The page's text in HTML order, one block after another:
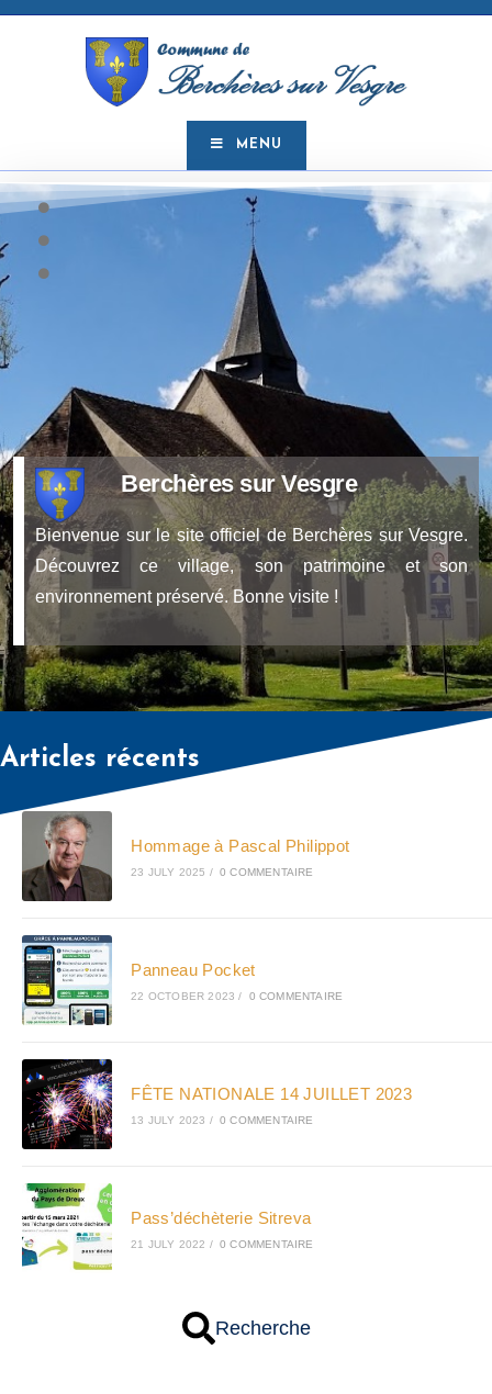
MENU
Berchères sur Vesgre
Bienvenue sur le site officiel de Berchères sur Vesgre.
Découvrez ce village, son patrimoine et son
environnement préservé. Bonne visite !
Articles récents
Hommage à Pascal Philippot
23 JULY 2025 / 0 COMMENTAIRE
Panneau Pocket
22 OCTOBER 2023 / 0 COMMENTAIRE
FÊTE NATIONALE 14 JUILLET 2023
13 JULY 2023 / 0 COMMENTAIRE
Pass’déchèterie Sitreva
21 JULY 2022 / 0 COMMENTAIRE
Recherche